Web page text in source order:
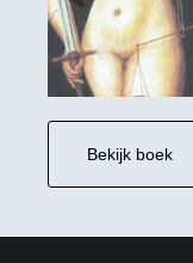
Bekijk boek